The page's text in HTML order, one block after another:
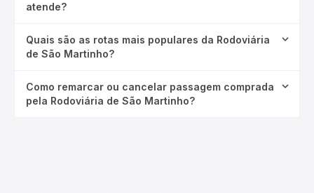
atende?
Quais são as rotas mais populares da Rodoviária
de São Martinho?
Como remarcar ou cancelar passagem comprada
pela Rodoviária de São Martinho?